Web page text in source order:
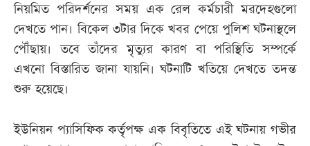
নিয়মিত পরিদর্শনের সময় এক রেল কর্মচারী মরদেহগুলো
দেখতে পান। বিকেল ৩টার দিকে খবর পেয়ে পুলিশ ঘটনাস্থলে
পৌঁছায়। তবে তাঁদের মৃত্যুর কারণ বা পরিস্থিতি সম্পর্কে
এখনো বিস্তারিত জানা যায়নি। ঘটনাটি খতিয়ে দেখতে তদন্ত
শুরু হয়েছে।
ইউনিয়ন প্যাসিফিক কর্তৃপক্ষ এক বিবৃতিতে এই ঘটনায় গভীর